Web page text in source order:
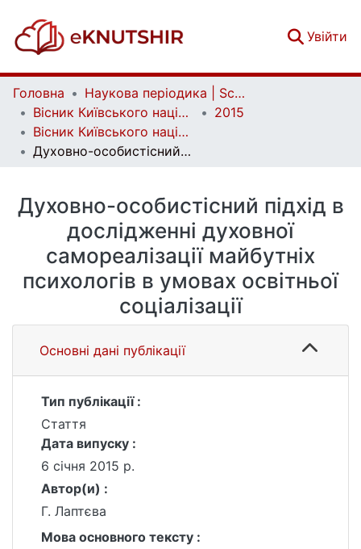
Увійти
Головна
Наукова періодика | Scientific periodicals
Вісник Київського національного університету імені Тараса Шевченка. Психологія | Bulletin of Taras Shevchenko National University of Kyiv. Psychology
2015
Вісник Київського національного університету імені Тараса Шевченка. Психологія. Вип. 1 (3)
Духовно-особистісний підхід в дослідженні духовної самореалізації майбутніх психологів в умовах освітньої соціалізації
Духовно-особистісний підхід в
дослідженні духовної
самореалізації майбутніх
психологів в умовах освітньої
соціалізації
Основні дані публікації
Тип публікації :
Стаття
Дата випуску :
6 січня 2015 р.
Автор(и) :
Г. Лаптєва
Мова основного тексту :